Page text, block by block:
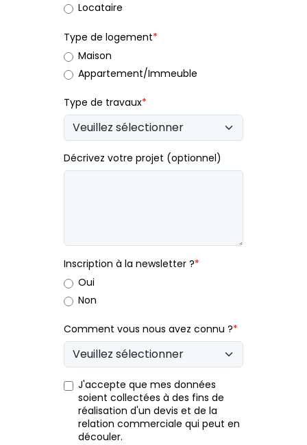
Locataire
Type de logement*
Maison
Appartement/Immeuble
Type de travaux*
Décrivez votre projet (optionnel)
Inscription à la newsletter ?*
Oui
Non
Comment vous nous avez connu ?*
J'accepte que mes données
soient collectées à des fins de
réalisation d'un devis et de la
relation commerciale qui peut en
découler.